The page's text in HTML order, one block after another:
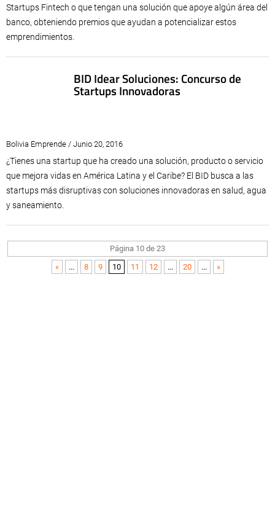
Startups Fintech o que tengan una solución que apoye algún área del
banco, obteniendo premios que ayudan a potencializar estos
emprendimientos.
BID Idear Soluciones: Concurso de
Startups Innovadoras
Bolivia Emprende / Junio 20, 2016
¿Tienes una startup que ha creado una solución, producto o servicio
que mejora vidas en América Latina y el Caribe? El BID busca a las
startups más disruptivas con soluciones innovadoras en salud, agua
y saneamiento.
Página 10 de 23
«
... 8 9 10 11 12 ... 20 ... »